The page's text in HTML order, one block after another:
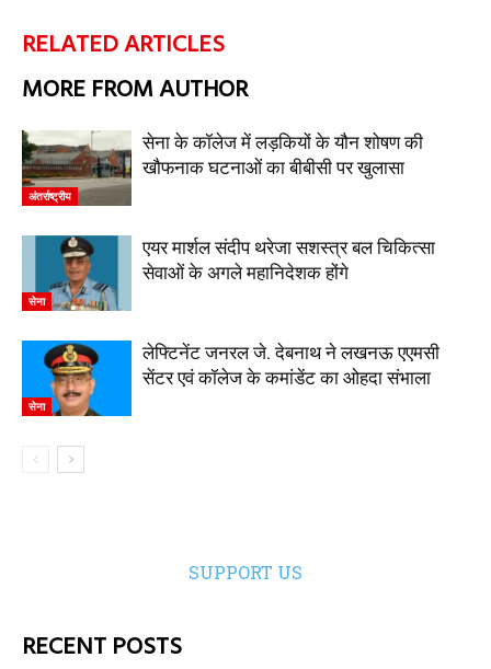
RELATED ARTICLES
MORE FROM AUTHOR
अंतर्राष्ट्रीय
सेना के कॉलेज में लड़कियों के यौन शोषण की
खौफनाक घटनाओं का बीबीसी पर खुलासा
सेना
एयर मार्शल संदीप थरेजा सशस्त्र बल चिकित्सा
सेवाओं के अगले महानिदेशक होंगे
सेना
लेफ्टिनेंट जनरल जे. देबनाथ ने लखनऊ एएमसी
सेंटर एवं कॉलेज के कमांडेंट का ओहदा संभाला
SUPPORT US
RECENT POSTS